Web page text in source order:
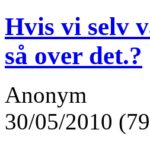
Hvis vi selv
så over det.?
Anonym
30/05/2010